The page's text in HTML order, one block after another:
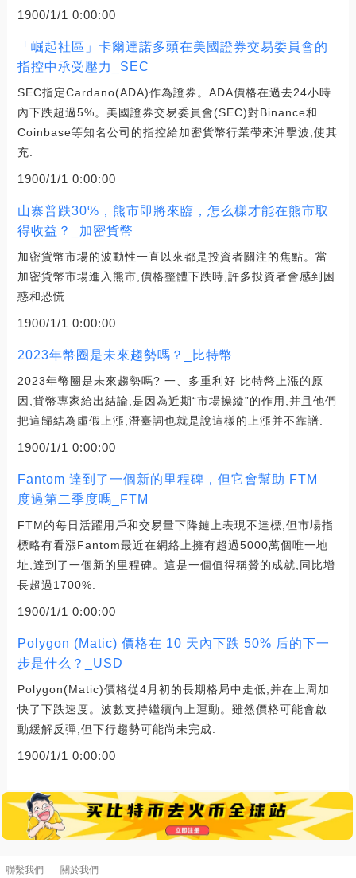
1900/1/1 0:00:00
「崛起社區」卡爾達諾多頭在美國證券交易委員會的
指控中承受壓力_SEC
SEC指定Cardano(ADA)作為證券。ADA價格在過去24小時
內下跌超過5%。美國證券交易委員會(SEC)對Binance和
Coinbase等知名公司的指控給加密貨幣行業帶來沖擊波,使其
充.
1900/1/1 0:00:00
山寨普跌30%，熊市即將來臨，怎么樣才能在熊市取
得收益？_加密貨幣
加密貨幣市場的波動性一直以來都是投資者關注的焦點。當
加密貨幣市場進入熊市,價格整體下跌時,許多投資者會感到困
惑和恐慌.
1900/1/1 0:00:00
2023年幣圈是未來趨勢嗎？_比特幣
2023年幣圈是未來趨勢嗎? 一、多重利好 比特幣上漲的原
因,貨幣專家給出結論,是因為近期“市場操縱”的作用,并且他們
把這歸結為虛假上漲,潛臺詞也就是說這樣的上漲并不靠譜.
1900/1/1 0:00:00
Fantom 達到了一個新的里程碑，但它會幫助 FTM
度過第二季度嗎_FTM
FTM的每日活躍用戶和交易量下降鏈上表現不達標,但市場指
標略有看漲Fantom最近在網絡上擁有超過5000萬個唯一地
址,達到了一個新的里程碑。這是一個值得稱贊的成就,同比增
長超過1700%.
1900/1/1 0:00:00
Polygon (Matic) 價格在 10 天內下跌 50% 后的下一
步是什么？_USD
Polygon(Matic)價格從4月初的長期格局中走低,并在上周加
快了下跌速度。波數支持繼續向上運動。雖然價格可能會啟
動緩解反彈,但下行趨勢可能尚未完成.
1900/1/1 0:00:00
聯繫我們 關於我們